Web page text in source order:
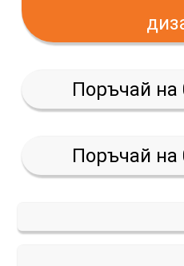
Поръчай на
Поръчай на